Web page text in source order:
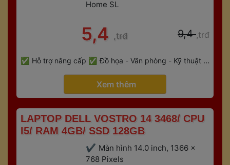
Home SL
5,4 ,trđ 9,4 ,trđ
Hỗ trợ nâng cấp
Đồ họa - Văn phòng - Kỹ thuật -
Xem thêm
LAPTOP DELL VOSTRO 14 3468/ CPU
I5/ RAM 4GB/ SSD 128GB
Màn hình 14.0 inch, 1366 x
768 Pixels